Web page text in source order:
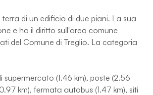
di un edificio di due piani. La sua
e ha il diritto sull'area comune
del Comune di Treglio. La categoria
(1.46 km), poste (2.56
km), fermata autobus (1.47 km), siti